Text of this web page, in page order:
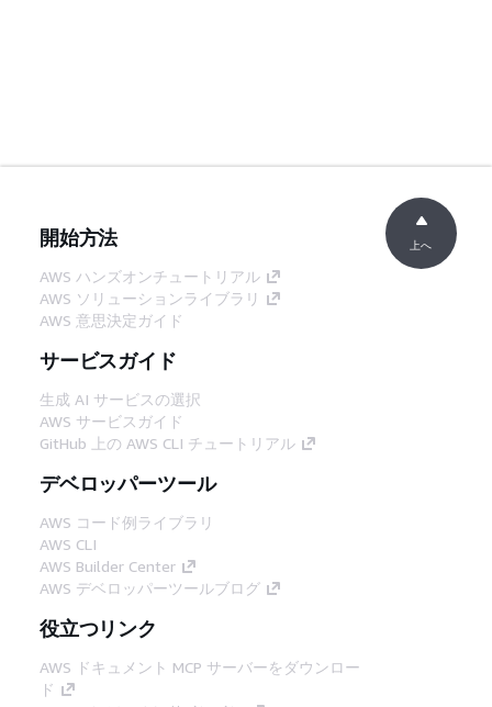
開始方法
AWS ハンズオンチュートリアル
AWS ソリューションライブラリ
AWS 意思決定ガイド
サービスガイド
生成 AI サービスの選択
AWS サービスガイド
GitHub 上の AWS CLI チュートリアル
デベロッパーツール
AWS コード例ライブラリ
AWS CLI
AWS Builder Center
AWS デベロッパーツールブログ
役立つリンク
AWS ドキュメント MCP サーバーをダウンロー
ド
上へ